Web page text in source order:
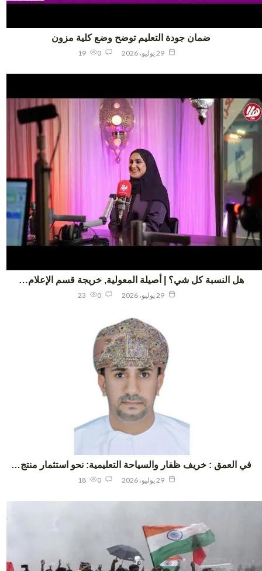
ضمان جودة التعليم توضح وضع كلية مزون
19
هل النسبة كل شي؟ | أصيلة المعولية, خريجة قسم الإعلام…
23
العمق : خريف ظفار والسياحة التعليمية: نحو استثمار منتج…
18